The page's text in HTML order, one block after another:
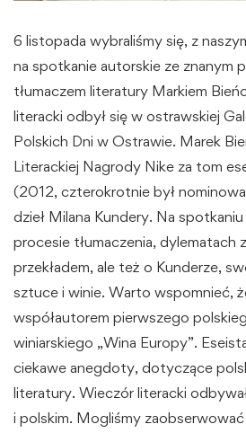
6 listopada wybraliśmy się, z
na spotkanie autorskie ze znanym
tłumaczem literatury Markiem
literacki odbył się w ostrawskiej
Polskich Dni w Ostrawie. Marek
Literackiej Nagrody Nike za tom
(2012, czterokrotnie był
dzieł Milana Kundery. Na
procesie tłumaczenia, dylematach
przekładem, ale też o Kunderze,
sztuce i winie. Warto wspomnieć,
współautorem pierwszego
winiarskiego „Wina Europy”.
ciekawe anegdoty, dotyczące
literatury. Wieczór literacki
i polskim. Mogliśmy